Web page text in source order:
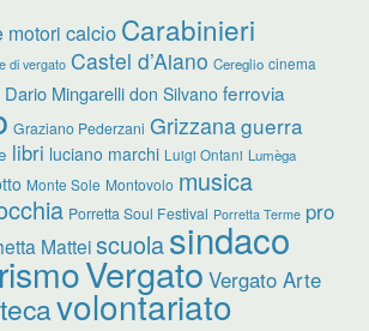
motori calcio Carabinieri
di vergato Castel d’Aiano Cereglio cinema
Dario Mingarelli don Silvano ferrovia
Graziano Pederzani Grizzanaguerra
libri luciano marchi Luigi Ontani Lumèga
Monte Sole Montovolo musica
Porretta Soul Festival Porretta Terme pro
Matteiscuolasindaco
Vergato Vergato Arte
volontariato